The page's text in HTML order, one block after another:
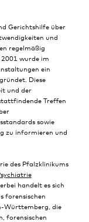
Gerichtshilfe über
und
regelmäßig
wurde im
ein
Diese
und der
Treffen
sowie
zu informieren und
des Pfalzklinikums
handelt es sich
forensischen
Württemberg, die
forensischen